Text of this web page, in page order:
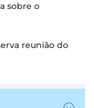
sobre o
reunião do